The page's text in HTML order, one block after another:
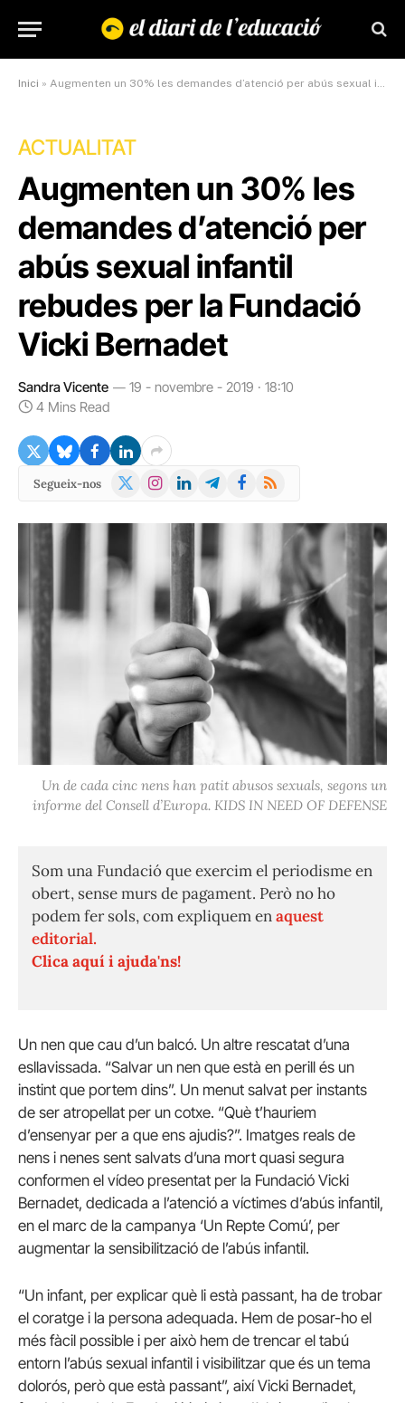
Inici » Augmenten un 30% les demandes d’atenció per abús sexual infantil rebudes per la Fundació Vicki Bernadet
ACTUALITAT
Augmenten un 30% les
demandes d’atenció per
abús sexual infantil
rebudes per la Fundació
Vicki Bernadet
Sandra Vicente
19 - novembre - 2019 · 18:10
4 Mins Read
Segueix-nos
X
Instagram
LinkedInTelegramFacebook
RSS
Un de cada cinc nens han patit abusos sexuals, segons un
informe del Consell d’Europa. KIDS IN NEED OF DEFENSE
Som una Fundació que exercim el periodisme en
obert, sense murs de pagament. Però no ho
podem fer sols, com expliquem enaquest
editorial.
Clica aquí i ajuda'ns!
Un nen que cau d’un balcó. Un altre rescatat d’una
esllavissada. “Salvar un nen que està en perill és un
instint que portem dins”. Un menut salvat per instants
de ser atropellat per un cotxe. “Què t’hauriem
d’ensenyar per a que ens ajudis?”. Imatges reals de
nens i nenes sent salvats d’una mort quasi segura
conformen el vídeo presentat per la Fundació Vicki
Bernadet, dedicada a l’atenció a víctimes d’abús infantil,
en el marc de la campanya ‘Un Repte Comú’, per
augmentar la sensibilització de l’abús infantil.
“Un infant, per explicar què li està passant, ha de trobar
el coratge i la persona adequada. Hem de posar-ho el
més fàcil possible i per això hem de trencar el tabú
entorn l’abús sexual infantil i visibilitzar que és un tema
dolorós, però que està passant”, així Vicki Bernadet,